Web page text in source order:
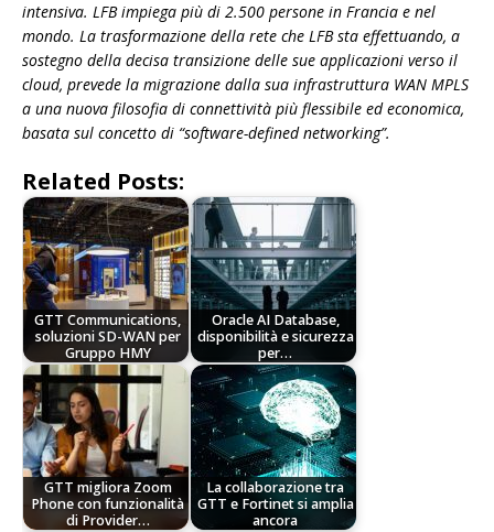
intensiva. LFB impiega più di 2.500 persone in Francia e nel
mondo. La trasformazione della rete che LFB sta effettuando, a
sostegno della decisa transizione delle sue applicazioni verso il
cloud, prevede la migrazione dalla sua infrastruttura WAN MPLS
a una nuova filosofia di connettività più flessibile ed economica,
basata sul concetto di “software-defined networking”.
Related Posts:
GTT Communications,
soluzioni SD-WAN per
Gruppo HMY
Oracle AI Database,
disponibilità e sicurezza
per…
GTT migliora Zoom
Phone con funzionalità
di Provider…
La collaborazione tra
GTT e Fortinet si amplia
ancora